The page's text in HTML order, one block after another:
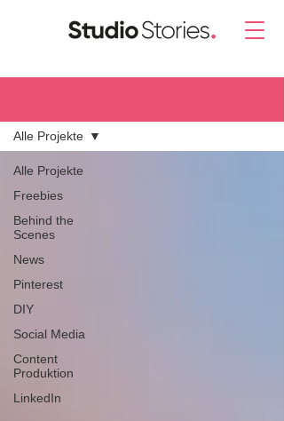
Alle Projekte
Freebies
Behind the
Scenes
News
Pinterest
DIY
Social Media
Content
Produktion
LinkedIn
Alle Projekte